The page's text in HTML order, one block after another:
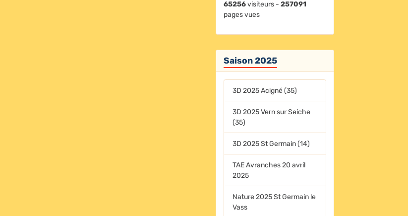
65256visiteurs - 257091
pages vues
Saison 2025
3D 2025 Acigné (35)
3D 2025 Vern sur Seiche
(35)
3D 2025 St Germain (14)
TAE Avranches 20 avril
2025
Nature 2025 St Germain le
Vass